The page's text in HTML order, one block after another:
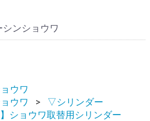
ンショウワ
ウワ
ウワ
▽シリンダー
ショウワ取替用シリンダー